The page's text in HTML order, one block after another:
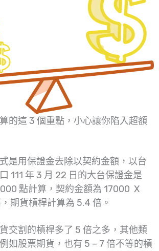
的這 3 個重點，小心讓你陷入超額
是用保證金去除以契約金額，以台
111 年 3 月 22 日的大台保證金是
點計算，契約金額為 17000 X
期貨槓桿計算為 5.4 倍。
交割的槓桿多了 5 倍之多，其他類
如股票期貨，也有 5 – 7 倍不等的槓